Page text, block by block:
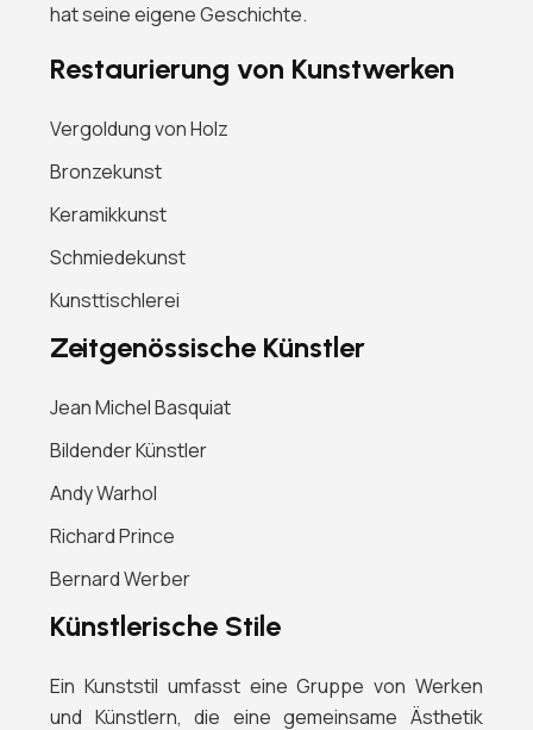
hat seine eigene Geschichte.
Restaurierung von Kunstwerken
Vergoldung von Holz
Bronzekunst
Keramikkunst
Schmiedekunst
Kunsttischlerei
Zeitgenössische Künstler
Jean Michel Basquiat
Bildender Künstler
Andy Warhol
Richard Prince
Bernard Werber
Künstlerische Stile
Ein Kunststil umfasst eine Gruppe von Werken
und Künstlern, die eine gemeinsame Ästhetik